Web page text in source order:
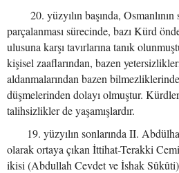
20. yüzyılın başında, Osmanlının
parçalanması sürecinde, bazı Kürd
ulusuna karşı tavırlarına tanık
kişisel zaaflarından, bazen
aldanmalarından bazen
düşmelerinden dolayı olmuştur.
talihsizlikler de yaşamışlardır.
19. yüzyılın sonlarında II.
olarak ortaya çıkan İttihat-Terakki
ikisi (Abdullah Cevdet ve İshak Sûkûti)